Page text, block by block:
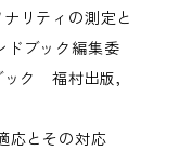
リティの測定と
ブック編集委
ク 福村出版，
応とその対応